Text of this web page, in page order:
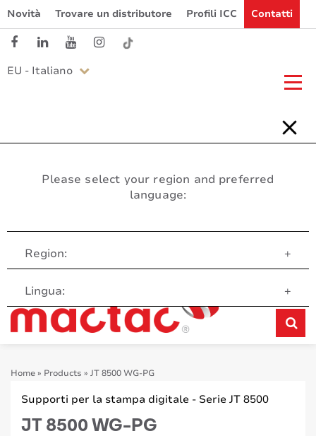
Novità Trovare un distributore Profili ICC Contatti
EU - Italiano
Please select your region and preferred
language:
Region: +
Lingua: +
Servizio clienti
Home» Products » JT 8500 WG-PG
Supporti per la stampa digitale - Serie JT 8500
JT 8500 WG-PG